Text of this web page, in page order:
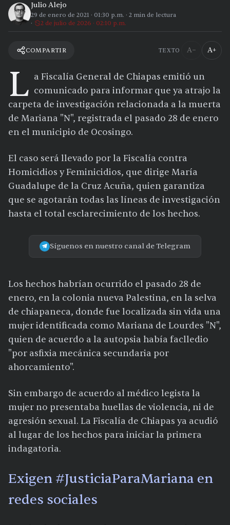
Julio Alejo
29 de enero de 2021 · 01:30 p.m. · 2 min de lectura
2 de julio de 2026 · 02:10 p.m.
COMPARTIR TEXTO A− A+
L a Fiscalía General de Chiapas emitió un
comunicado para informar que ya atrajo la
carpeta de investigación relacionada a la muerta
de Mariana "N", registrada el pasado 28 de enero
en el municipio de Ocosingo.
El caso será llevado por la Fiscalía contra
Homicidios y Feminicidios, que dirige María
Guadalupe de la Cruz Acuña, quien garantiza
que se agotarán todas las líneas de investigación
hasta el total esclarecimiento de los hechos.
Síguenos en nuestro canal de Telegram
Los hechos habrían ocurrido el pasado 28 de
enero, en la colonia nueva Palestina, en la selva
de chiapaneca, donde fue localizada sin vida una
mujer identificada como Mariana de Lourdes "N",
quien de acuerdo a la autopsia había faclledio
"por asfixia mecánica secundaria por
ahorcamiento".
Sin embargo de acuerdo al médico legista la
mujer no presentaba huellas de violencia, ni de
agresión sexual. La Fiscalía de Chiapas ya acudió
al lugar de los hechos para iniciar la primera
indagatoria.
Exigen #JusticiaParaMariana en
redes sociales